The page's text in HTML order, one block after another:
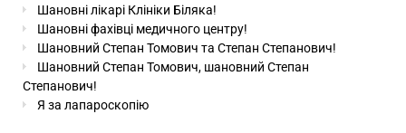
Шановні лікарі Клініки Біляка!
Шановні фахівці медичного центру!
Шановний Степан Томович та Степан Степанович!
Шановний Степан Томович, шановний Степан
Степанович!
Я за лапароскопію